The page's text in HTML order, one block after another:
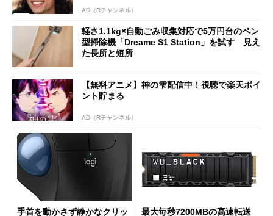
AD（Rチャンネル）
軽さ1.1kg×自動ごみ収集対応で5万円台のペン
型掃除機「Dreame S1 Station」を試す 見え
た長所と短所
【無料アニメ】神の雫配信中！視聴で楽天ポイ
ント貯まる
AD（Rチャンネル）
手首を動かさず静かなクリッ
最大毎秒7200MBの高速転送